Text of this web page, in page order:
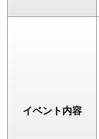
イベント内容